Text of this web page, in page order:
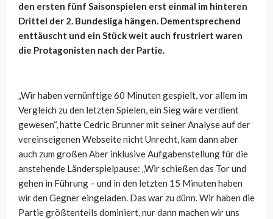
den ersten fünf Saisonspielen erst einmal im hinteren
Drittel der 2. Bundesliga hängen. Dementsprechend
enttäuscht und ein Stück weit auch frustriert waren
die Protagonisten nach der Partie.
„Wir haben vernünftige 60 Minuten gespielt, vor allem im
Vergleich zu den letzten Spielen, ein Sieg wäre verdient
gewesen“, hatte Cedric Brunner mit seiner Analyse auf der
vereinseigenen Webseite nicht Unrecht, kam dann aber
auch zum großen Aber inklusive Aufgabenstellung für die
anstehende Länderspielpause: „Wir schießen das Tor und
gehen in Führung – und in den letzten 15 Minuten haben
wir den Gegner eingeladen. Das war zu dünn. Wir haben die
Partie größtenteils dominiert, nur dann machen wir uns